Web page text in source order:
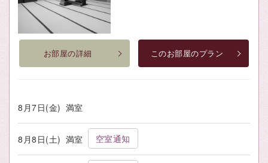
お部屋の詳細 このお部屋のプラン
8月7日(金) 満室
8月8日(土) 満室 空室通知